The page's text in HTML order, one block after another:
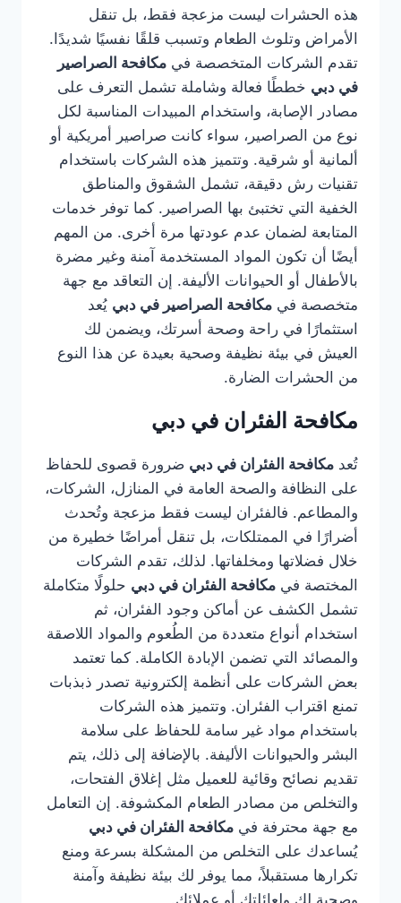
هذه الحشرات ليست مزعجة فقط، بل تنقل
الأمراض وتلوث الطعام وتسبب قلقًا نفسيًا شديدًا.
تقدم الشركات المتخصصة في مكافحة الصراصير
في دبي خططًا فعالة وشاملة تشمل التعرف على
مصادر الإصابة، واستخدام المبيدات المناسبة لكل
نوع من الصراصير، سواء كانت صراصير أمريكية أو
ألمانية أو شرقية. وتتميز هذه الشركات باستخدام
تقنيات رش دقيقة، تشمل الشقوق والمناطق
الخفية التي تختبئ بها الصراصير. كما توفر خدمات
المتابعة لضمان عدم عودتها مرة أخرى. من المهم
أيضًا أن تكون المواد المستخدمة آمنة وغير مضرة
بالأطفال أو الحيوانات الأليفة. إن التعاقد مع جهة
متخصصة في مكافحة الصراصير في دبي يُعد
استثمارًا في راحة وصحة أسرتك، ويضمن لك
العيش في بيئة نظيفة وصحية بعيدة عن هذا النوع
من الحشرات الضارة.
مكافحة الفئران في دبي
تُعد مكافحة الفئران في دبي ضرورة قصوى للحفاظ
على النظافة والصحة العامة في المنازل، الشركات،
والمطاعم. فالفئران ليست فقط مزعجة وتُحدث
أضرارًا في الممتلكات، بل تنقل أمراضًا خطيرة من
خلال فضلاتها ومخلفاتها. لذلك، تقدم الشركات
المختصة في مكافحة الفئران في دبي حلولًا متكاملة
تشمل الكشف عن أماكن وجود الفئران، ثم
استخدام أنواع متعددة من الطُعوم والمواد اللاصقة
والمصائد التي تضمن الإبادة الكاملة. كما تعتمد
بعض الشركات على أنظمة إلكترونية تصدر ذبذبات
تمنع اقتراب الفئران. وتتميز هذه الشركات
باستخدام مواد غير سامة للحفاظ على سلامة
البشر والحيوانات الأليفة. بالإضافة إلى ذلك، يتم
تقديم نصائح وقائية للعميل مثل إغلاق الفتحات،
والتخلص من مصادر الطعام المكشوفة. إن التعامل
مع جهة محترفة في مكافحة الفئران في دبي
يُساعدك على التخلص من المشكلة بسرعة ومنع
تكرارها مستقبلاً، مما يوفر لك بيئة نظيفة وآمنة
وصحية لك ولعائلتك أو عملائك.